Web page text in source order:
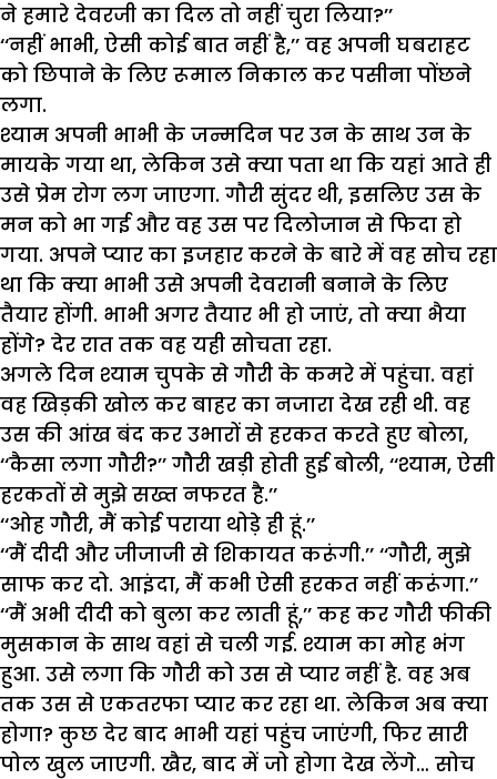
ने हमारे देवरजी का दिल तो नहीं चुरा लिया?’’
‘‘नहीं भाभी, ऐसी कोई बात नहीं है,’’ वह अपनी घबराहट
को छिपाने के लिए रूमाल निकाल कर पसीना पोंछने
लगा.
श्याम अपनी भाभी के जन्मदिन पर उन के साथ उन के
मायके गया था, लेकिन उसे क्या पता था कि यहां आते ही
उसे प्रेम रोग लग जाएगा. गौरी सुंदर थी, इसलिए उस के
मन को भा गई और वह उस पर दिलोजान से फिदा हो
गया. अपने प्यार का इजहार करने के बारे में वह सोच रहा
था कि क्या भाभी उसे अपनी देवरानी बनाने के लिए
तैयार होंगी. भाभी अगर तैयार भी हो जाएं, तो क्या भैया
होंगे? देर रात तक वह यही सोचता रहा.
अगले दिन श्याम चुपके से गौरी के कमरे में पहुंचा. वहां
वह खिड़की खोल कर बाहर का नजारा देख रही थी. वह
उस की आंख बंद कर उभारों से हरकत करते हुए बोला,
‘‘कैसा लगा गौरी?’’ गौरी खड़ी होती हुई बोली, ‘‘श्याम, ऐसी
हरकतों से मुझे सख्त नफरत है.’’
‘‘ओह गौरी, मैं कोई पराया थोड़े ही हूं.’’
‘‘मैं दीदी और जीजाजी से शिकायत करूंगी.’’ ‘‘गौरी, मुझे
साफ कर दो. आइंदा, मैं कभी ऐसी हरकत नहीं करूंगा.’’
‘‘मैं अभी दीदी को बुला कर लाती हूं,’’ कह कर गौरी फीकी
मुसकान के साथ वहां से चली गई. श्याम का मोह भंग
हुआ. उसे लगा कि गौरी को उस से प्यार नहीं है. वह अब
तक उस से एकतरफा प्यार कर रहा था. लेकिन अब क्या
होगा? कुछ देर बाद भाभी यहां पहुंच जाएंगी, फिर सारी
पोल खुल जाएगी. खैर, बाद में जो होगा देख लेंगे… सोच